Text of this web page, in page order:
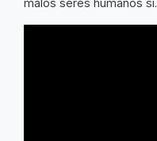
malos seres humanos sí.